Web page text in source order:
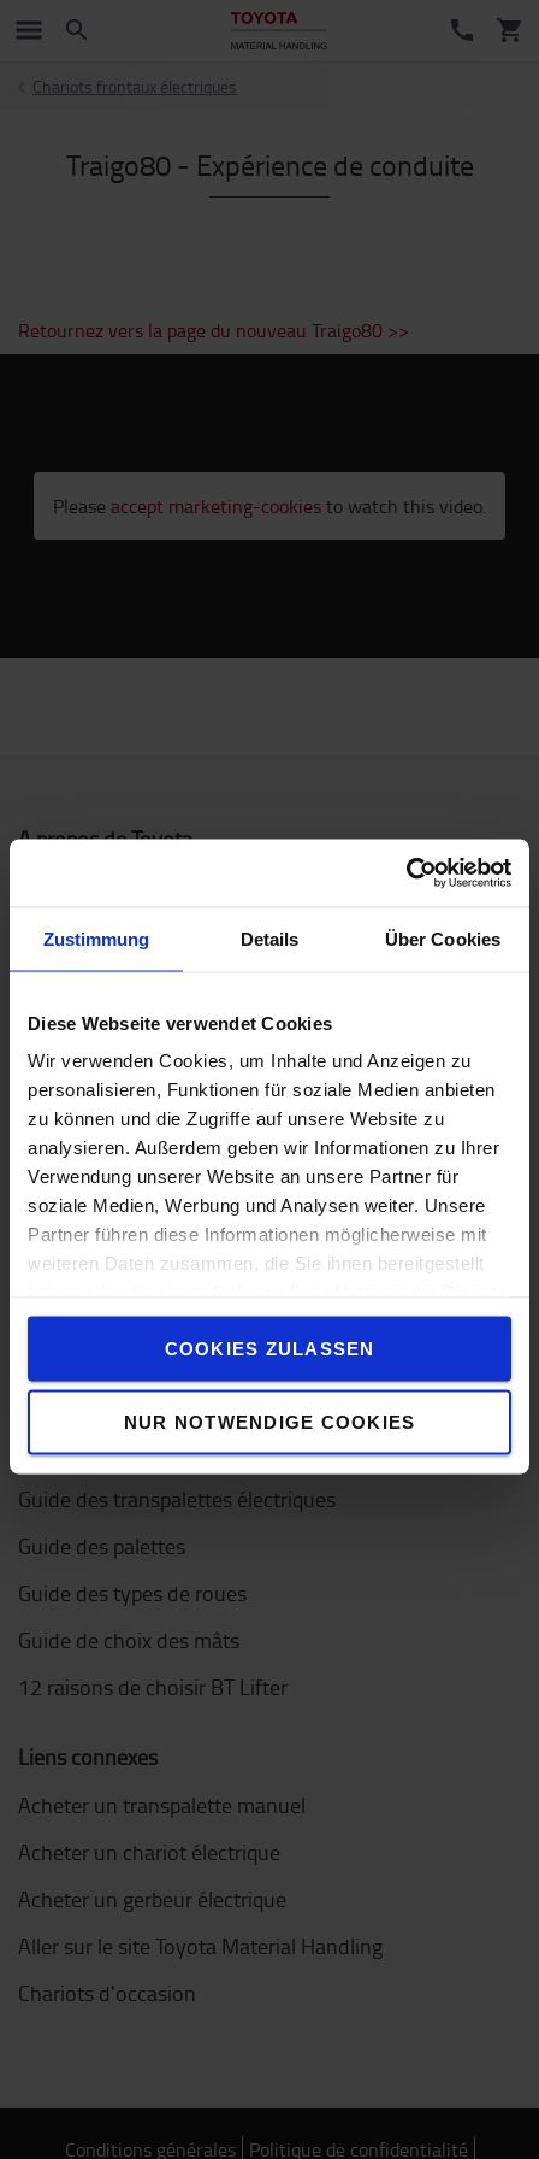
Zustimmung Details Über Cookies
Diese Webseite verwendet Cookies
Wir verwenden Cookies, um Inhalte und Anzeigen zu
personalisieren, Funktionen für soziale Medien anbieten
zu können und die Zugriffe auf unsere Website zu
analysieren. Außerdem geben wir Informationen zu Ihrer
Verwendung unserer Website an unsere Partner für
soziale Medien, Werbung und Analysen weiter. Unsere
Partner führen diese Informationen möglicherweise mit
weiteren Daten zusammen, die Sie ihnen bereitgestellt
gesammelt haben.
COOKIES ZULASSEN
NUR NOTWENDIGE COOKIES
Chariots frontaux électriques
Traigo80 - Expérience de conduite
Retournez vers la page du nouveau Traigo80 >>
Please accept marketing-cookiesto watch this video.
A propos de Toyota
Le Concept de Service Toyota (TSC)
Toyota Production System
Travailler chez Toyota
Durabilité
Comment acheter en ligne ?
Livraison
Paiement
Liens utiles
Guide des transpalettes manuels
Guide des transpalettes électriques
Guide des palettes
Guide des types de roues
Guide de choix des mâts
12 raisons de choisir BT Lifter
Liens connexes
Acheter un transpalette manuel
Acheter un chariot électrique
Acheter un gerbeur électrique
Aller sur le site Toyota Material Handling
Chariots d'occasion
Conditions générales Politique de confidentialité